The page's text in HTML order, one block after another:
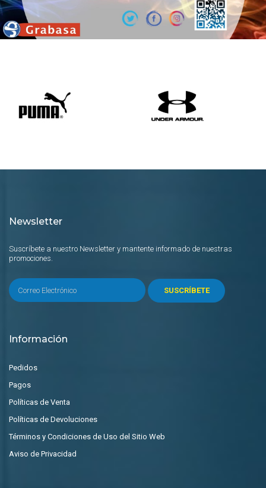
Newsletter
Suscríbete a nuestro Newsletter y mantente informado de nuestras
promociones.
SUSCRÍBETE
Información
Pedidos
Pagos
Políticas de Venta
Políticas de Devoluciones
Términos y Condiciones de Uso del Sitio Web
Aviso de Privacidad